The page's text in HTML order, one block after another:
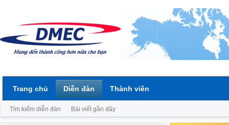
Trang chủ Diễn đàn
Tìm kiếm diễn đàn Bài viết gần đây
Thành viên